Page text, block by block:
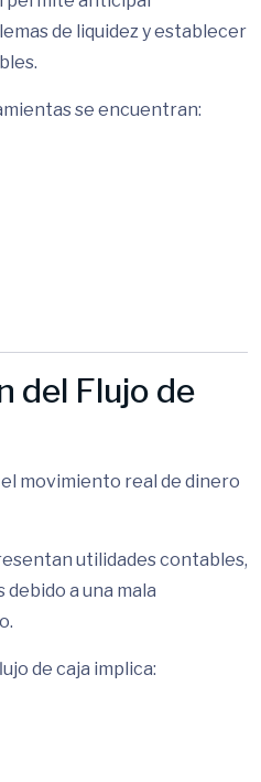
de liquidez y establecer
se encuentran:
del Flujo de
movimiento real de dinero
utilidades contables,
a una mala
de caja implica: